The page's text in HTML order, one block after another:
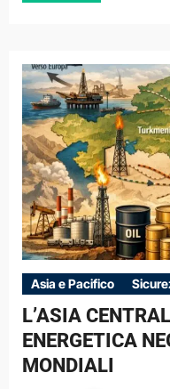
Asia e Pacifico
L’ASIA
ENERGETICA
MONDIALI